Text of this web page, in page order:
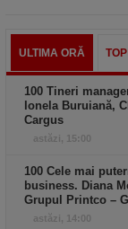
ULTIMA ORĂ
100 Tineri
Ionela Buruiană,
Cargus
astăzi, 15:00
100 Cele mai
business. Diana
Grupul Printco –
astăzi, 14:00